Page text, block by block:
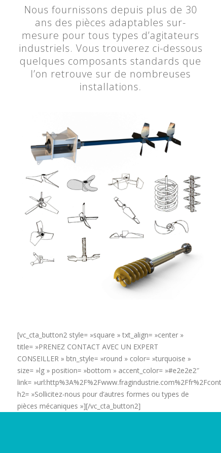
Nous fournissons depuis plus de 30
ans des pièces adaptables sur-
mesure pour tous types d’agitateurs
industriels. Vous trouverez ci-dessous
quelques composants standards que
l’on retrouve sur de nombreuses
installations.
[vc_cta_button2 style= »square » txt_align= »center »
title= »PRENEZ CONTACT AVEC UN EXPERT
CONSEILLER » btn_style= »round » color= »turquoise »
size= »lg » position= »bottom » accent_color= »#e2e2e2″
link=
h2= »Sollicitez-nous pour d’autres formes ou types de
pièces mécaniques »][/vc_cta_button2]